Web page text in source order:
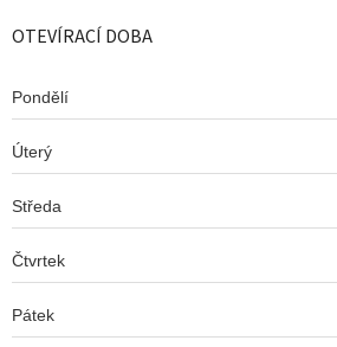
OTEVÍRACÍ DOBA
Pondělí
Úterý
Středa
Čtvrtek
Pátek